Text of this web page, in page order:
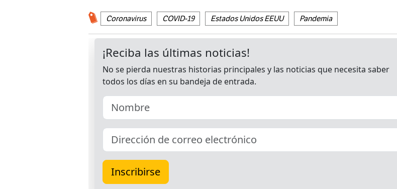
Coronavirus COVID-19 Estados Unidos EEUU Pandemia